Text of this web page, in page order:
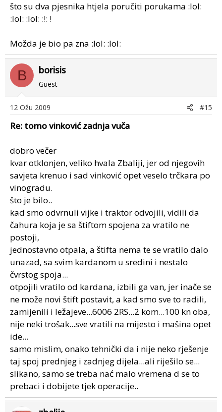
što su dva pjesnika htjela poručiti porukama :lol:
:lol: :lol: :!: !
Možda je bio pa zna :lol: :lol:
B borisis
Guest
12 Ožu 2009 #15
Re: tomo vinković zadnja vuča
dobro večer
kvar otklonjen, veliko hvala Zbaliji, jer od njegovih
savjeta krenuo i sad vinković opet veselo trčkara po
vinogradu.
što je bilo..
kad smo odvrnuli vijke i traktor odvojili, vidili da
čahura koja je sa štiftom spojena za vratilo ne
postoji,
jednostavno otpala, a štifta nema te se vratilo dalo
unazad, sa svim kardanom u sredini i nestalo
čvrstog spoja...
otpojili vratilo od kardana, izbili ga van, jer inače se
ne može novi štift postavit, a kad smo sve to radili,
zamijenili i ležajeve...6006 2RS...2 kom...100 kn oba,
nije neki trošak...sve vratili na mijesto i mašina opet
ide...
samo mislim, onako tehnički da i nije neko rješenje
taj spoj prednjeg i zadnjeg dijela...ali riješilo se...
slikano, samo se treba nać malo vremena d se to
prebaci i dobijete tjek operacije..